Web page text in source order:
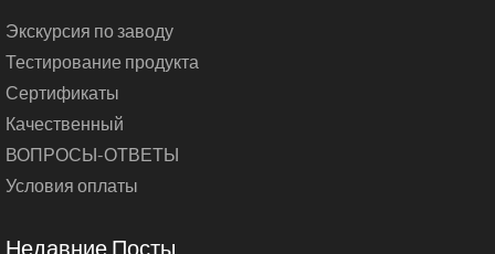
Экскурсия по заводу
Тестирование продукта
Сертификаты
Качественный
ВОПРОСЫ-ОТВЕТЫ
Условия оплаты
Недавние Посты